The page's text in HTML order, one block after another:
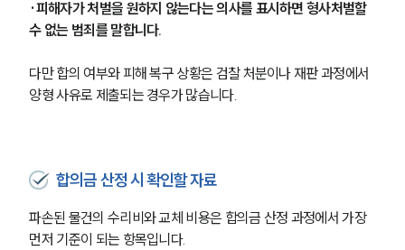
·피해자가 처벌을 원하지 않는다는 의사를 표시하면 형사처벌할
수 없는 범죄를 말합니다.
다만 합의 여부와 피해 복구 상황은 검찰 처분이나 재판 과정에서
양형 사유로 제출되는 경우가 많습니다.
합의금 산정 시 확인할 자료
파손된 물건의 수리비와 교체 비용은 합의금 산정 과정에서 가장
먼저 기준이 되는 항목입니다.